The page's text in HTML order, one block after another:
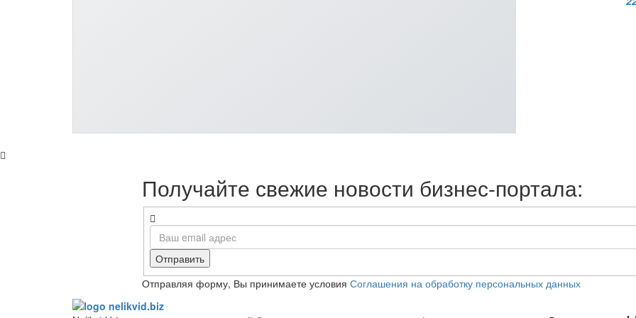
Получайте свежие новости бизнес-портала:
Отправить
Отправляя форму, Вы принимаете условия Соглашения на обработку персональных данных